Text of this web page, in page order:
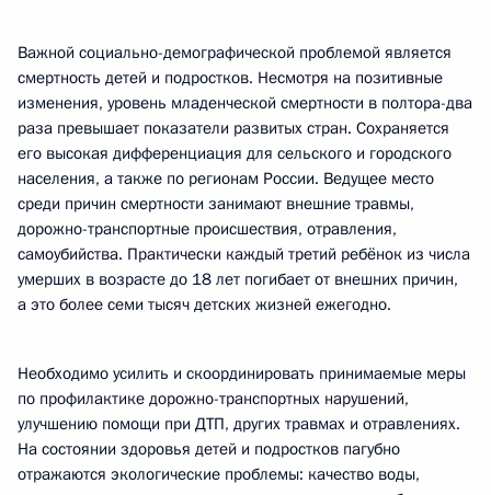
Важной социально-демографической проблемой является
смертность детей и подростков. Несмотря на позитивные
изменения, уровень младенческой смертности в полтора-два
раза превышает показатели развитых стран. Сохраняется
его высокая дифференциация для сельского и городского
населения, а также по регионам России. Ведущее место
среди причин смертности занимают внешние травмы,
дорожно-транспортные происшествия, отравления,
самоубийства. Практически каждый третий ребёнок из числа
умерших в возрасте до 18 лет погибает от внешних причин,
а это более семи тысяч детских жизней ежегодно.
Необходимо усилить и скоординировать принимаемые меры
по профилактике дорожно-транспортных нарушений,
улучшению помощи при ДТП, других травмах и отравлениях.
На состоянии здоровья детей и подростков пагубно
отражаются экологические проблемы: качество воды,